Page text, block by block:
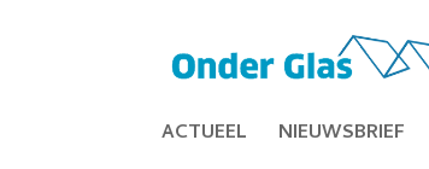
ACTUEEL NIEUWSBRIEF